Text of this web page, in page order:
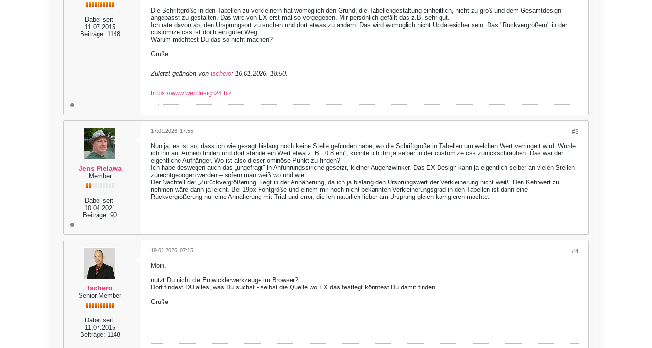
Dabei seit:
11.07.2015
Beiträge: 1148
Die Schriftgröße in den Tabellen zu verkleinern hat womöglich den Grund, die Tabellengestaltung einheitlich, nicht zu groß und dem Gesamtdesign
angepasst zu gestalten. Das wird von EX erst mal so vorgegeben. Mir persönlich gefällt das z.B. sehr gut.
Ich rate davon ab, den Ursprungsort zu suchen und dort etwas zu ändern. Das wird womöglich nicht Updatesicher sein. Das "Rückvergrößern" in der
customize.css ist doch ein guter Weg.
Warum möchtest Du das so nicht machen?
Grüße
Zuletzt geändert von tschero; 16.01.2026, 18:50.
https://www.webdesign24.biz
Jens Pielawa
Member
Dabei seit:
10.04.2021
Beiträge: 90
#3
17.01.2026, 17:55
Nun ja, es ist so, dass ich wie gesagt bislang noch keine Stelle gefunden habe, wo die Schriftgröße in Tabellen um welchen Wert verringert wird. Würde
ich ihn auf Anhieb finden und dort stände ein Wert etwa z. B. „0.8 em”, könnte ich ihn ja selber in der customize.css zurückschrauben. Das war der
eigentliche Aufhänger. Wo ist also dieser ominöse Punkt zu finden?
Ich habe deswegen auch das „ungefragt” in Anführungsstriche gesetzt, kleiner Augenzwinker. Das EX-Design kann ja eigentlich selber an vielen Stellen
zurechtgebogen werden – sofern man weiß wo und wie.
Der Nachteil der „Zurückvergrößerung” liegt in der Annäherung, da ich ja bislang den Ursprungswert der Verkleinerung nicht weiß. Den Kehrwert zu
nehmen wäre dann ja leicht. Bei 19px Fontgröße und einem mir noch nicht bekannten Verkleinerungsgrad in den Tabellen ist dann eine
Rückvergrößerung nur eine Annäherung mit Trial und error, die ich natürlich lieber am Ursprung gleich korrigieren möchte.
tschero
Senior Member
Dabei seit:
11.07.2015
Beiträge: 1148
#4
19.01.2026, 07:15
Moin,
nutzt Du nicht die Entwicklerwerkzeuge im Browser?
Dort findest DU alles, was Du suchst - selbst die Quelle wo EX das festlegt könntest Du damit finden.
Grüße